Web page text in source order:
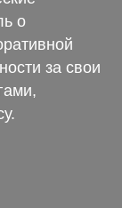
о
за свои